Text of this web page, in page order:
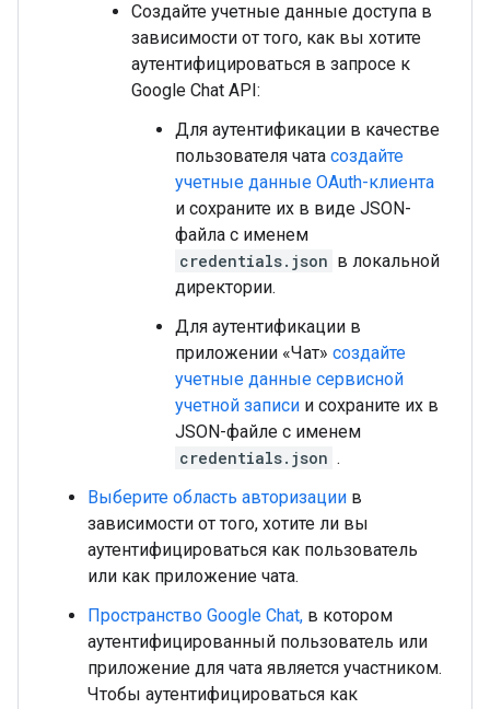
Создайте учетные данные доступа в
зависимости от того, как вы хотите
аутентифицироваться в запросе к
Google Chat API:
Для аутентификации в качестве
пользователя чата создайте
учетные данные OAuth-клиента
и сохраните их в виде JSON-
файла с именем
credentials.json в локальной
директории.
Для аутентификации в
приложении «Чат» создайте
учетные данные сервисной
учетной записи и сохраните их в
JSON-файле с именем
credentials.json .
Выберите область авторизации в
зависимости от того, хотите ли вы
аутентифицироваться как пользователь
или как приложение чата.
Пространство Google Chat, в котором
аутентифицированный пользователь или
приложение для чата является участником.
Чтобы аутентифицироваться как